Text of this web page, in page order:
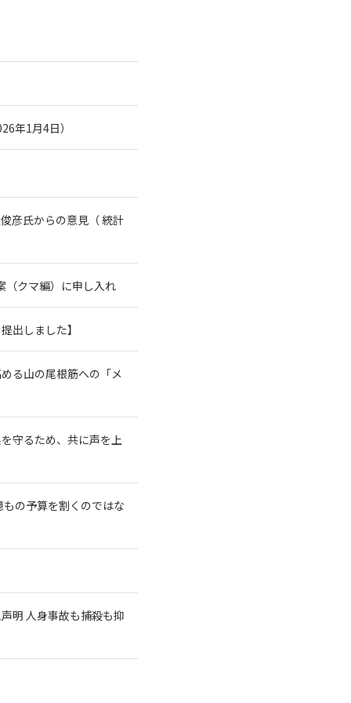
年1月4日）
彦氏からの意見（ 統計
クマ編）に申し入れ
出しました】
る山の尾根筋への「メ
守るため、共に声を上
の予算を割くのではな
明 人身事故も捕殺も抑